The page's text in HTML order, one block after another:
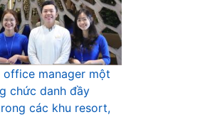
office manager một
chức danh đầy
các khu resort,